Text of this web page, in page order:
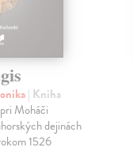
| Kniha
Moháči
dejinách
1526